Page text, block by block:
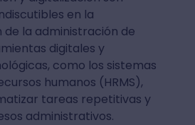
en la
la administración de
digitales y
como los sistemas
humanos (HRMS),
tareas repetitivas y
administrativos.